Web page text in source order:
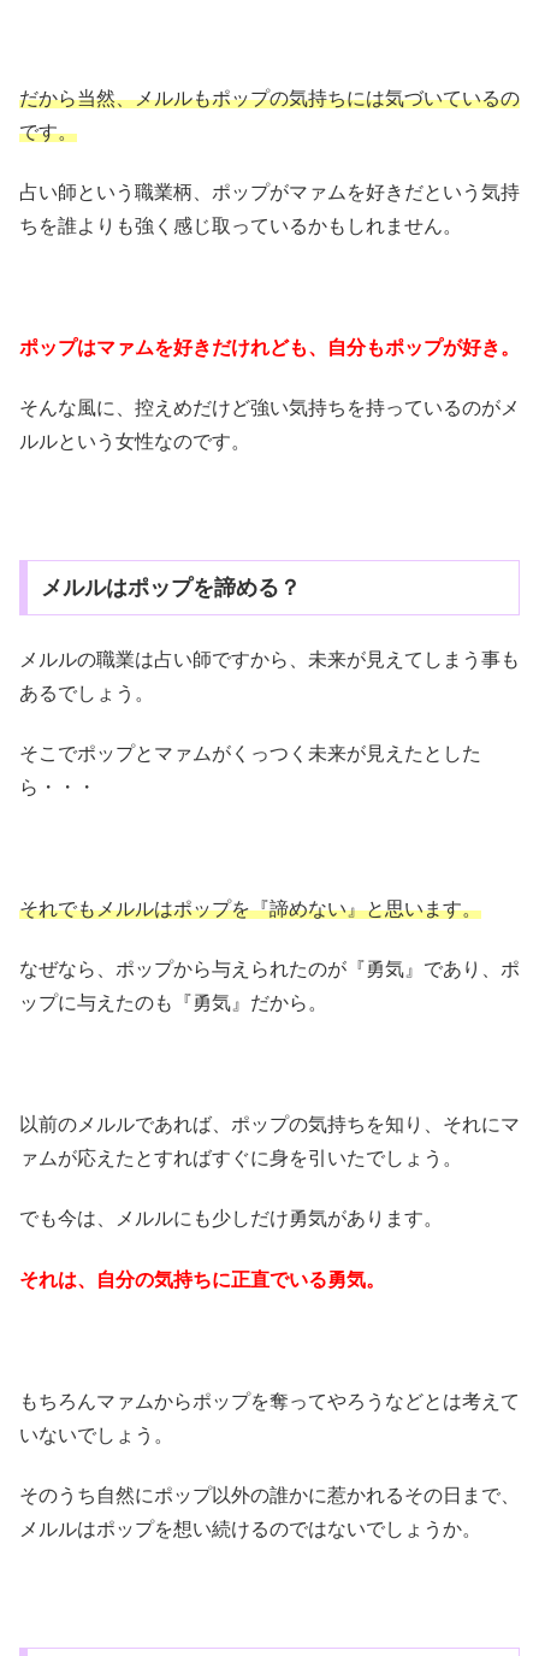
だから当然、メルルもポップの気持ちには気づいているの
です。
占い師という職業柄、ポップがマァムを好きだという気持
ちを誰よりも強く感じ取っているかもしれません。
ポップはマァムを好きだけれども、自分もポップが好き。
そんな風に、控えめだけど強い気持ちを持っているのがメ
ルルという女性なのです。
メルルはポップを諦める？
メルルの職業は占い師ですから、未来が見えてしまう事も
あるでしょう。
そこでポップとマァムがくっつく未来が見えたとした
ら・・・
それでもメルルはポップを『諦めない』と思います。
なぜなら、ポップから与えられたのが『勇気』であり、ポ
ップに与えたのも『勇気』だから。
以前のメルルであれば、ポップの気持ちを知り、それにマ
ァムが応えたとすればすぐに身を引いたでしょう。
でも今は、メルルにも少しだけ勇気があります。
それは、自分の気持ちに正直でいる勇気。
もちろんマァムからポップを奪ってやろうなどとは考えて
いないでしょう。
そのうち自然にポップ以外の誰かに惹かれるその日まで、
メルルはポップを想い続けるのではないでしょうか。